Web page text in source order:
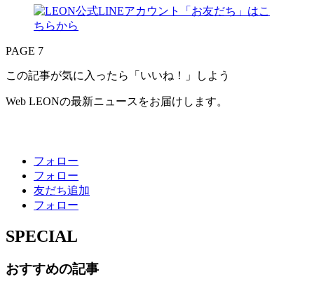
PAGE 7
この記事が気に入ったら「いいね！」しよう
Web LEONの最新ニュースをお届けします。
フォロー
フォロー
友だち追加
フォロー
SPECIAL
おすすめの記事